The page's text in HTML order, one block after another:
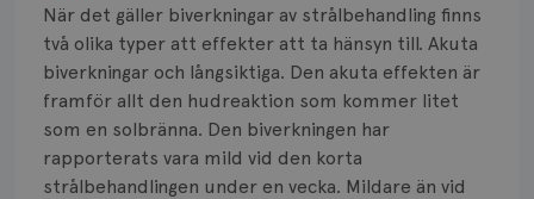
När det gäller biverkningar av strålbehandling finns
två olika typer att effekter att ta hänsyn till. Akuta
biverkningar och långsiktiga. Den akuta effekten är
framför allt den hudreaktion som kommer litet
som en solbränna. Den biverkningen har
rapporterats vara mild vid den korta
strålbehandlingen under en vecka. Mildare än vid
Läkemedel
Typ av bröstcancer
Prognos